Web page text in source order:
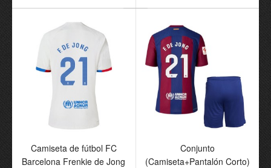
Conjunto
(Camiseta+Pantalón
Corto) Países Bajos
Frenkie de Jong 21
Primera Equipación Euro
2024 - Niño
69.55€ 29.90€
Camiseta de fútbol FC
Barcelona Frenkie de Jong
Conjunto
(Camiseta+Pantalón Corto)